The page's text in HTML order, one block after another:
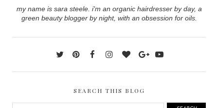
my name is sara steele. i'm an organic hairdresser by day, a
green beauty blogger by night, with an obsession for oils.
SEARCH THIS BLOG